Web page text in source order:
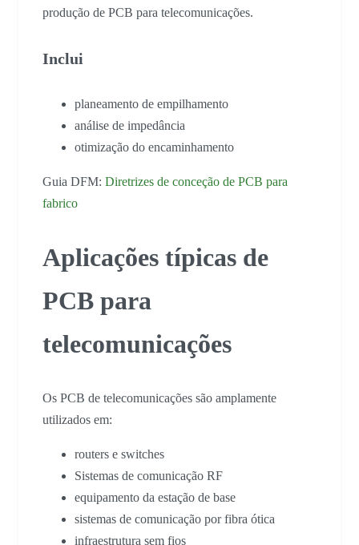
produção de PCB para telecomunicações.
Inclui
planeamento de empilhamento
análise de impedância
otimização do encaminhamento
Guia DFM: Diretrizes de conceção de PCB para
fabrico
Aplicações típicas de
PCB para
telecomunicações
Os PCB de telecomunicações são amplamente
utilizados em:
routers e switches
Sistemas de comunicação RF
equipamento da estação de base
sistemas de comunicação por fibra ótica
infraestrutura sem fios